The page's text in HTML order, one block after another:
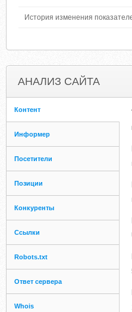
История изменения
АНАЛИЗ САЙТА
Контент
Информер
Посетители
Позиции
Конкуренты
Ссылки
Robots.txt
Ответ сервера
Whois